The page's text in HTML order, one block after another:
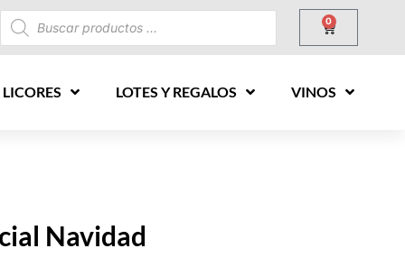
0
LOTES Y REGALOS VINOS
Navidad